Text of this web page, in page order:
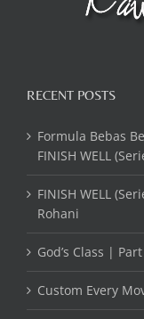
RECENT POSTS
Formula Bebas
FINISH WELL
FINISH WELL
Rohani
God’s Class |
Custom Every